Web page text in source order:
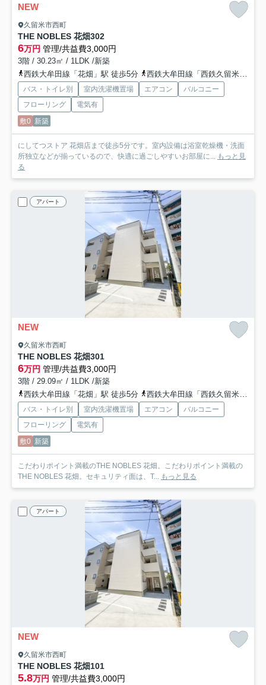
NEW
久留米市西町
THE NOBLES 花畑302
6万円 管理/共益費3,000円
3階 / 30.23㎡ / 1LDK /新築
西鉄大牟田線「花畑」駅 徒歩5分
西鉄大牟田線「西鉄久留米」駅 徒歩10分
バス・トイレ別 室内洗濯機置場 エアコン
バルコニー
フローリング
電気有
敷0 新築
にしてつストア 花畑店まで徒歩5分です。室内設備は浴室乾燥機・洗面
所独立などが揃っているので、快適に過ごしやすいお部屋に...
もっと見
る
アパート
NEW
久留米市西町
THE NOBLES 花畑301
6万円 管理/共益費3,000円
3階 / 29.09㎡ / 1LDK /新築
西鉄大牟田線「花畑」駅 徒歩5分
西鉄大牟田線「西鉄久留米」駅 徒歩10分
バス・トイレ別 室内洗濯機置場 エアコン
バルコニー
フローリング
電気有
敷0 新築
こだわりポイント満載のTHE NOBLES 花畑。こだわりポイント満載の
THE NOBLES 花畑。セキュリティ面は、T...
もっと見る
アパート
NEW
久留米市西町
THE NOBLES 花畑101
5.8万円 管理/共益費3,000円